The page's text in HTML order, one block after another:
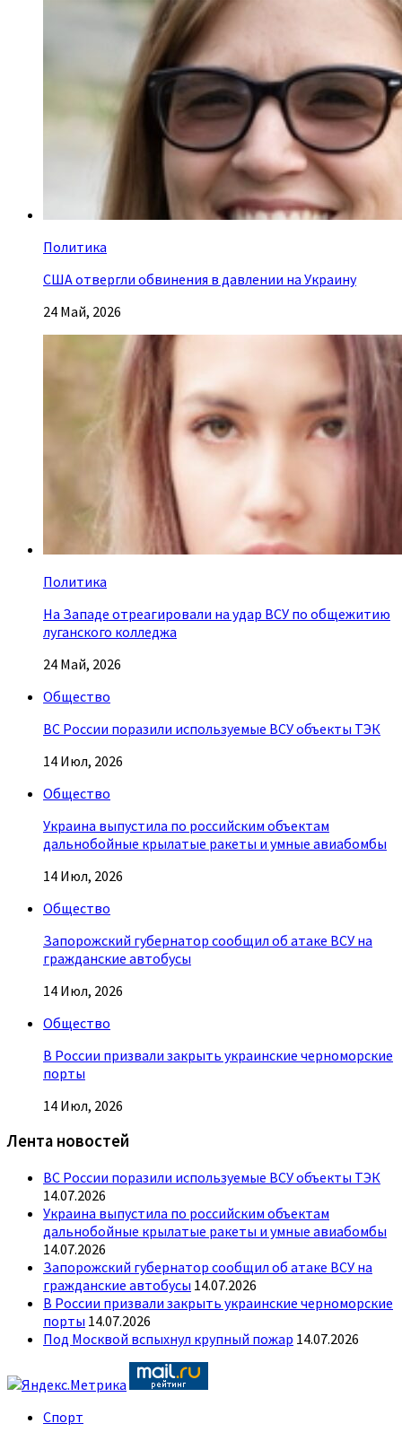
Политика
США отвергли обвинения в давлении на Украину
24 Май, 2026
Политика
На Западе отреагировали на удар ВСУ по общежитию
луганского колледжа
24 Май, 2026
Общество
ВС России поразили используемые ВСУ объекты ТЭК
14 Июл, 2026
Общество
Украина выпустила по российским объектам
дальнобойные крылатые ракеты и умные авиабомбы
14 Июл, 2026
Общество
Запорожский губернатор сообщил об атаке ВСУ на
гражданские автобусы
14 Июл, 2026
Общество
В России призвали закрыть украинские черноморские
порты
14 Июл, 2026
Лента новостей
ВС России поразили используемые ВСУ объекты ТЭК
14.07.2026
Украина выпустила по российским объектам
дальнобойные крылатые ракеты и умные авиабомбы
14.07.2026
Запорожский губернатор сообщил об атаке ВСУ на
гражданские автобусы 14.07.2026
В России призвали закрыть украинские черноморские
порты 14.07.2026
Под Москвой вспыхнул крупный пожар 14.07.2026
Спорт